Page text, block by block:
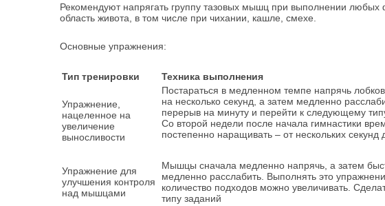
Рекомендуют напрягать группу тазовых мышц при выполнении любых
область живота, в том числе при чихании, кашле, смехе.
Основные упражнения:
Тип тренировки Техника выполнения
Упражнение,
нацеленное на
увеличение
выносливости
Постараться в медленном темпе напрячь
на несколько секунд, а затем медленно
перерыв на минуту и перейти к следующему
Со второй недели после начала гимнастики
постепенно наращивать – от нескольких секунд
Упражнение для
улучшения контроля
над мышцами
Мышцы сначала медленно напрячь, а затем
медленно расслабить. Выполнять это
количество подходов можно увеличивать.
типу заданий